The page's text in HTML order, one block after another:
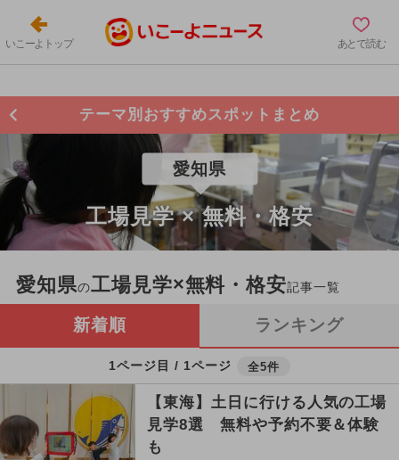
いこーよトップ あとで読む
テーマ別おすすめスポットまとめ
愛知県
工場見学 × 無料・格安
愛知県の工場見学×無料・格安記事一覧
新着順 ランキング
1ページ目 / 1ページ 全5件
【東海】土日に行ける人気の工場
見学8選 無料や予約不要＆体験
も